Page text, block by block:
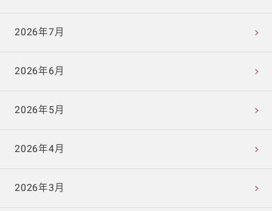
2026年7月
2026年6月
2026年5月
2026年4月
2026年3月